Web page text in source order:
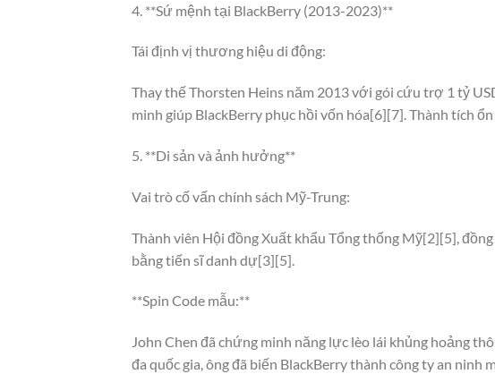
4. **Sứ mệnh tại BlackBerry (2013-2023)**
Tái định vị thương hiệu di động:
Thay thế Thorsten Heins năm 2013 với gói cứu trợ 1 tỷ
minh giúp BlackBerry phục hồi vốn hóa[6][7]. Thành tích
5. **Di sản và ảnh hưởng**
Vai trò cố vấn chính sách Mỹ-Trung:
Thành viên Hội đồng Xuất khẩu Tổng thống Mỹ[2][5],
bằng tiến sĩ danh dự[3][5].
**Spin Code mẫu:**
John Chen đã chứng minh năng lực lèo lái khủng hoảng
đa quốc gia, ông đã biến BlackBerry thành công ty an